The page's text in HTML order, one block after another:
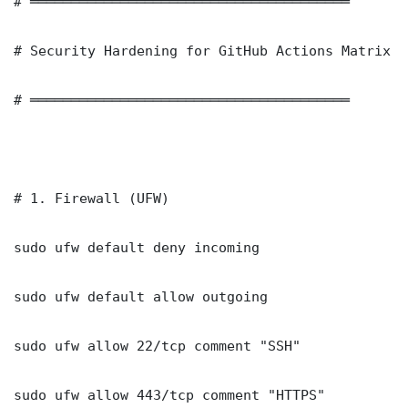
# Security Hardening for GitHub Actions Matrix
# ═══════════════════════════════════════
# 1. Firewall (UFW)
sudo ufw default deny incoming
sudo ufw default allow outgoing
sudo ufw allow 22/tcp comment "SSH"
sudo ufw allow 443/tcp comment "HTTPS"